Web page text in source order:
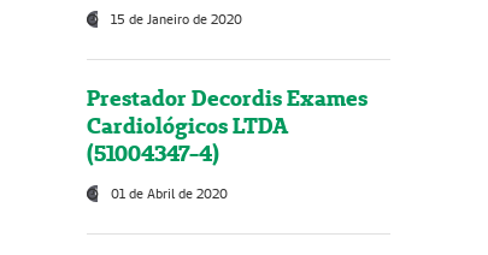
15 de Janeiro de 2020
Prestador Decordis Exames
Cardiológicos LTDA
(51004347-4)
01 de Abril de 2020